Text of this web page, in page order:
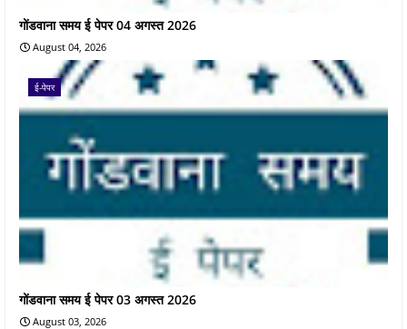
गोंडवाना समय ई पेपर 04 अगस्त 2026
August 04, 2026
ई-पेपर
गोंडवाना समय ई पेपर 03 अगस्त 2026
August 03, 2026